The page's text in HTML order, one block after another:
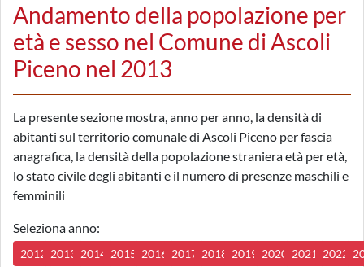
Andamento della popolazione per
età e sesso nel Comune di Ascoli
Piceno nel 2013
La presente sezione mostra, anno per anno, la densità di
abitanti sul territorio comunale di Ascoli Piceno per fascia
anagrafica, la densità della popolazione straniera età per età,
lo stato civile degli abitanti e il numero di presenze maschili e
femminili
Seleziona anno:
2012 2013 2014 2015 2016 2017 2018 2019 2020 2021 2022